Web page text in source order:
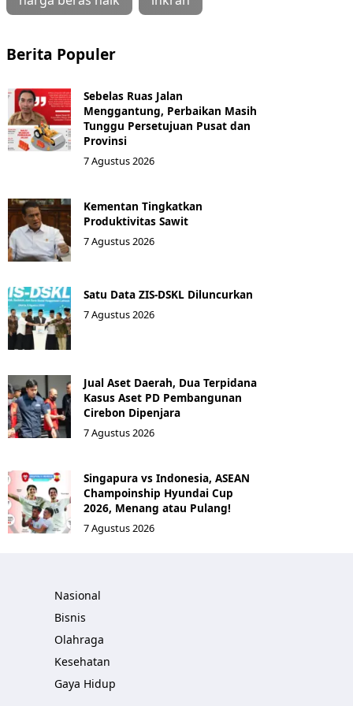
Berita Populer
Sebelas Ruas Jalan
Menggantung, Perbaikan Masih
Tunggu Persetujuan Pusat dan
Provinsi
7 Agustus 2026
Kementan Tingkatkan
Produktivitas Sawit
7 Agustus 2026
Satu Data ZIS-DSKL Diluncurkan
7 Agustus 2026
Jual Aset Daerah, Dua Terpidana
Kasus Aset PD Pembangunan
Cirebon Dipenjara
7 Agustus 2026
Singapura vs Indonesia, ASEAN
Champoinship Hyundai Cup
2026, Menang atau Pulang!
7 Agustus 2026
Nasional
Bisnis
Olahraga
Kesehatan
Gaya Hidup